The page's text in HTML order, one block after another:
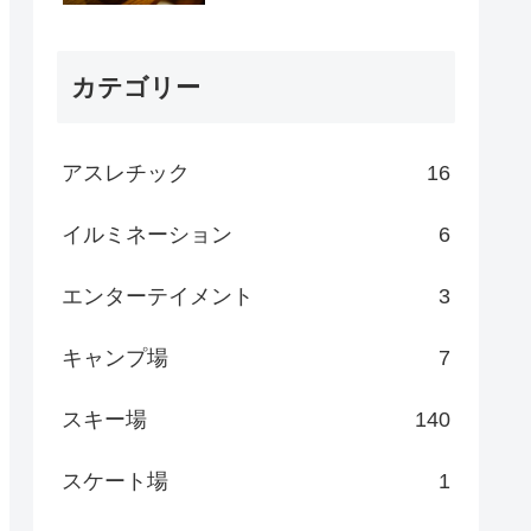
カテゴリー
アスレチック 16
イルミネーション 6
エンターテイメント 3
キャンプ場 7
スキー場 140
スケート場 1